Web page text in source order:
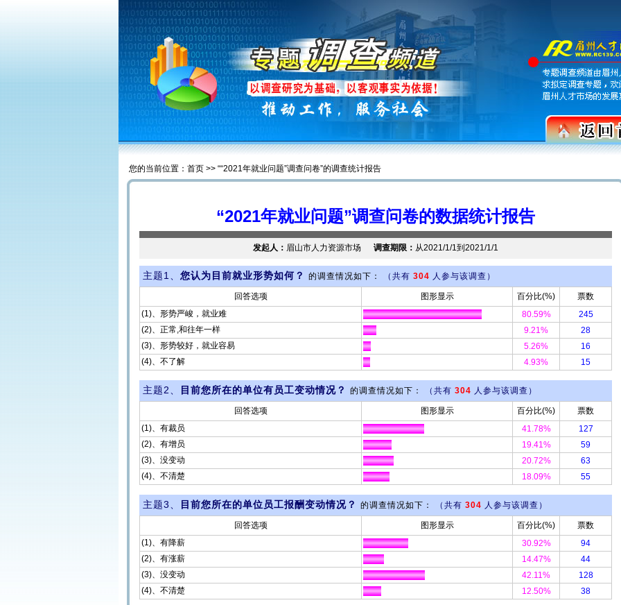
您的当前位置：首页 >> ““2021年就业问题”调查问卷”的调查统计报告
“2021年就业问题”调查问卷的数据统计报告
发起人： 眉山市人力资源市场 调查期限： 从2021/1/1到2021/1/1
主题1、 您认为目前就业形势如何？ 的调查情况如下： （共有 304 人参与该调查）
回答选项 图形显示 百分比(%)
票数
(1)、形势严峻，就业难
80.59%
245
(2)、正常,和往年一样
9.21%
28
(3)、形势较好，就业容易
5.26%
16
(4)、不了解
4.93% 15
主题2、 目前您所在的单位有员工变动情况？ 的调查情况如下： （共有 304 人参与该调查）
回答选项 图形显示 百分比(%)
票数
(1)、有裁员
41.78%
127
(2)、有增员
19.41%
59
(3)、没变动
20.72%
63
(4)、不清楚
18.09% 55
主题3、 目前您所在的单位员工报酬变动情况？ 的调查情况如下： （共有 304 人参与该调查）
回答选项 图形显示 百分比(%)
票数
(1)、有降薪
30.92%
94
(2)、有涨薪
14.47%
44
(3)、没变动
42.11%
128
(4)、不清楚
12.50% 38